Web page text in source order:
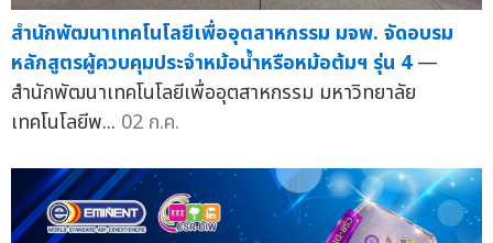
สำนักพัฒนาเทคโนโลยีเพื่ออุตสาหกรรม มจพ. จัดอบรม
หลักสูตรผู้ควบคุมประจำหม้อน้ำหรือหม้อต้มฯ รุ่น 4 —
สำนักพัฒนาเทคโนโลยีเพื่ออุตสาหกรรม มหาวิทยาลัย
เทคโนโลยีพ... 02 ก.ค.